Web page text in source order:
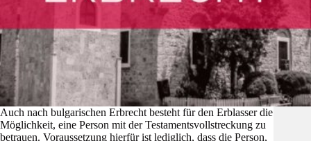
Auch nach bulgarischen Erbrecht besteht für den Erblasser die
Möglichkeit, eine Person mit der Testamentsvollstreckung zu
betrauen. Voraussetzung hierfür ist lediglich, dass die Person,